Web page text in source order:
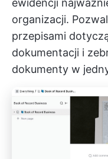
ewidencji
organizacji.
przepisami
dokumentacji i
dokumenty w